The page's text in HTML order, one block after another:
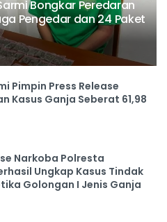
Bongkar Peredaran
Pengedar dan 24 Paket
Pimpin Press Release
Kasus Ganja Seberat 61,98
Narkoba Polresta
Ungkap Kasus Tindak
Golongan I Jenis Ganja